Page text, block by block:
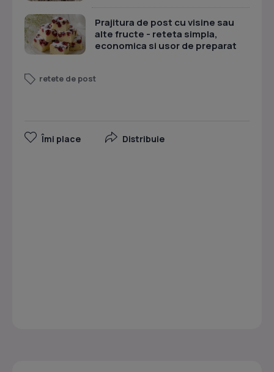
Prajitura de post cu visine sau
alte fructe - reteta simpla,
economica si usor de preparat
retete de post
Îmi place Distribuie